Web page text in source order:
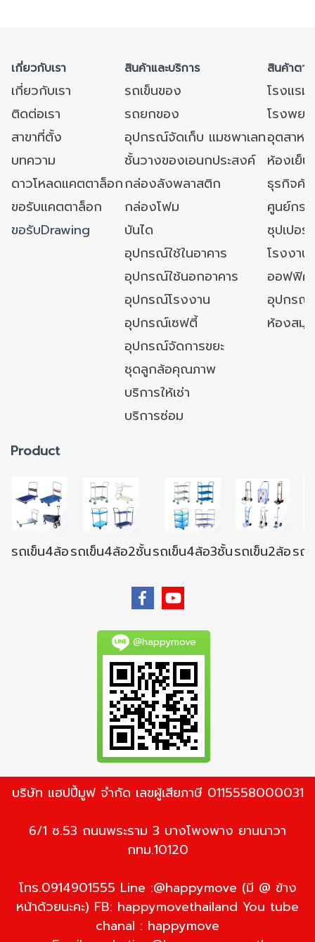
เกี่ยวกับเรา สินค้าและบริการ สินค้าตา
เกี่ยวกับเรา รถเข็นของ
โรงแร
ติดต่อเรา
รถยกของ
โรงพย
สาขาที่ตั้ง
อุปกรณ์จัดเก็บ แมชพาเลทอุตสาหก
บทความ
ชั้นวางของเอนกประสงค์
ห้องเย็
ดาวโหลดแคตตาล็อกกล่องลังพลาสติก
ธุรกิจค้
ขอรับแคตตาล็อก
กล่องโฟม
ศูนย์กร
ขอรับDrawing
บันได
ซุปเปอ
อุปกรณ์ใช้ในอาคาร
โรงงา
อุปกรณ์ใช้นอกอาคาร
ออฟฟิศ/
อุปกรณ์โรงงาน
อุปกรณ์
อุปกรณ์เซฟตี้
ห้องสมุ
อุปกรณ์จัดการขยะ
ชุดลูกล้อคุณภาพ
บริการให้เช่า
บริการซ่อม
Product
รถเข็น4ล้อรถเข็น4ล้อ2ชั้นรถเข็น4ล้อ3ชั้นรถเข็น2ล้อรถ
@happymove
บริษัท แฮปปี้มูฟ จำกัด เลขผู้เสียภาษี 0115558000031
6/1 ซ.53 ถนนพระราม 3 บางโพงพาง ยานนาวา
กทม.10120
โทร.0914901555 Line :@happymove (มี @ ข้าง
หน้าด้วยนะคะ) FB: happymovethailand You tube
chanal : happymove